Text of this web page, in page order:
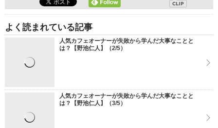
よく読まれている記事
人気カフェオーナーが失敗から学んだ大事なことと
は？【野池仁人】（2/5）
人気カフェオーナーが失敗から学んだ大事なことと
は？【野池仁人】（3/5）